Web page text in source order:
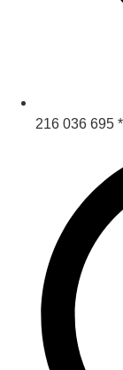
216 036 695